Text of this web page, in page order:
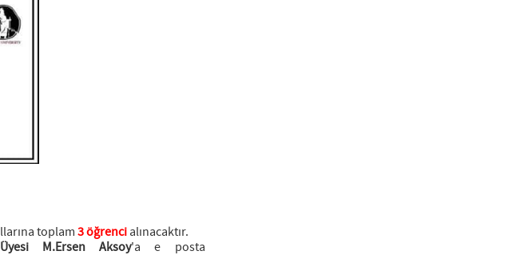
toplam3 öğrencialınacaktır.
M.Ersen Aksoy'a e posta